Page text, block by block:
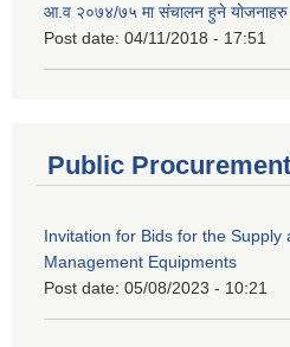
आ.व २०७४/७५ मा संचालन हुने योजनाहरु
Post date: 04/11/2018 - 17:51
Public
Invitation for Bids for the Supply
Management Equipments
Post date: 05/08/2023 - 10:21